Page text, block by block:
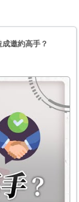
邀約高手？